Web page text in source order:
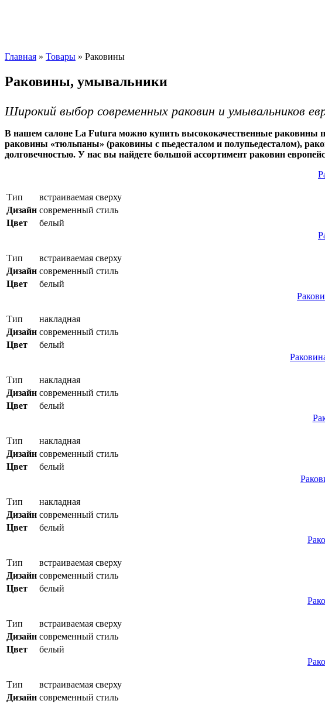
Главная » Товары » Раковины
Раковины, умывальники
Широкий выбор современных раковин и умывальников
В нашем салоне La Futura можно купить высококачественные раковины
раковины «тюльпаны» (раковины с пьедесталом и полупьедесталом),
долговечностью. У нас вы найдете большой ассортимент раковин
Тип
встраиваемая сверху
Дизайн современный стиль
Цвет
белый
Тип
встраиваемая сверху
Дизайн современный стиль
Цвет
белый
Тип
накладная
Дизайн современный стиль
Цвет
белый
Тип
накладная
Дизайн современный стиль
Цвет
белый
Тип
накладная
Дизайн современный стиль
Цвет
белый
Тип
накладная
Дизайн современный стиль
Цвет
белый
Тип
встраиваемая сверху
Дизайн современный стиль
Цвет
белый
Тип
встраиваемая сверху
Дизайн современный стиль
Цвет
белый
Тип
встраиваемая сверху
Дизайн современный стиль